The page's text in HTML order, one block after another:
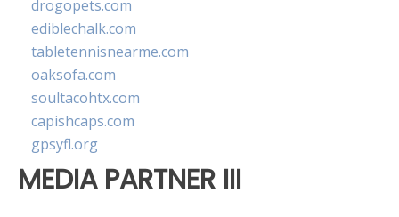
drogopets.com
ediblechalk.com
tabletennisnearme.com
oaksofa.com
soultacohtx.com
capishcaps.com
gpsyfl.org
MEDIA PARTNER III